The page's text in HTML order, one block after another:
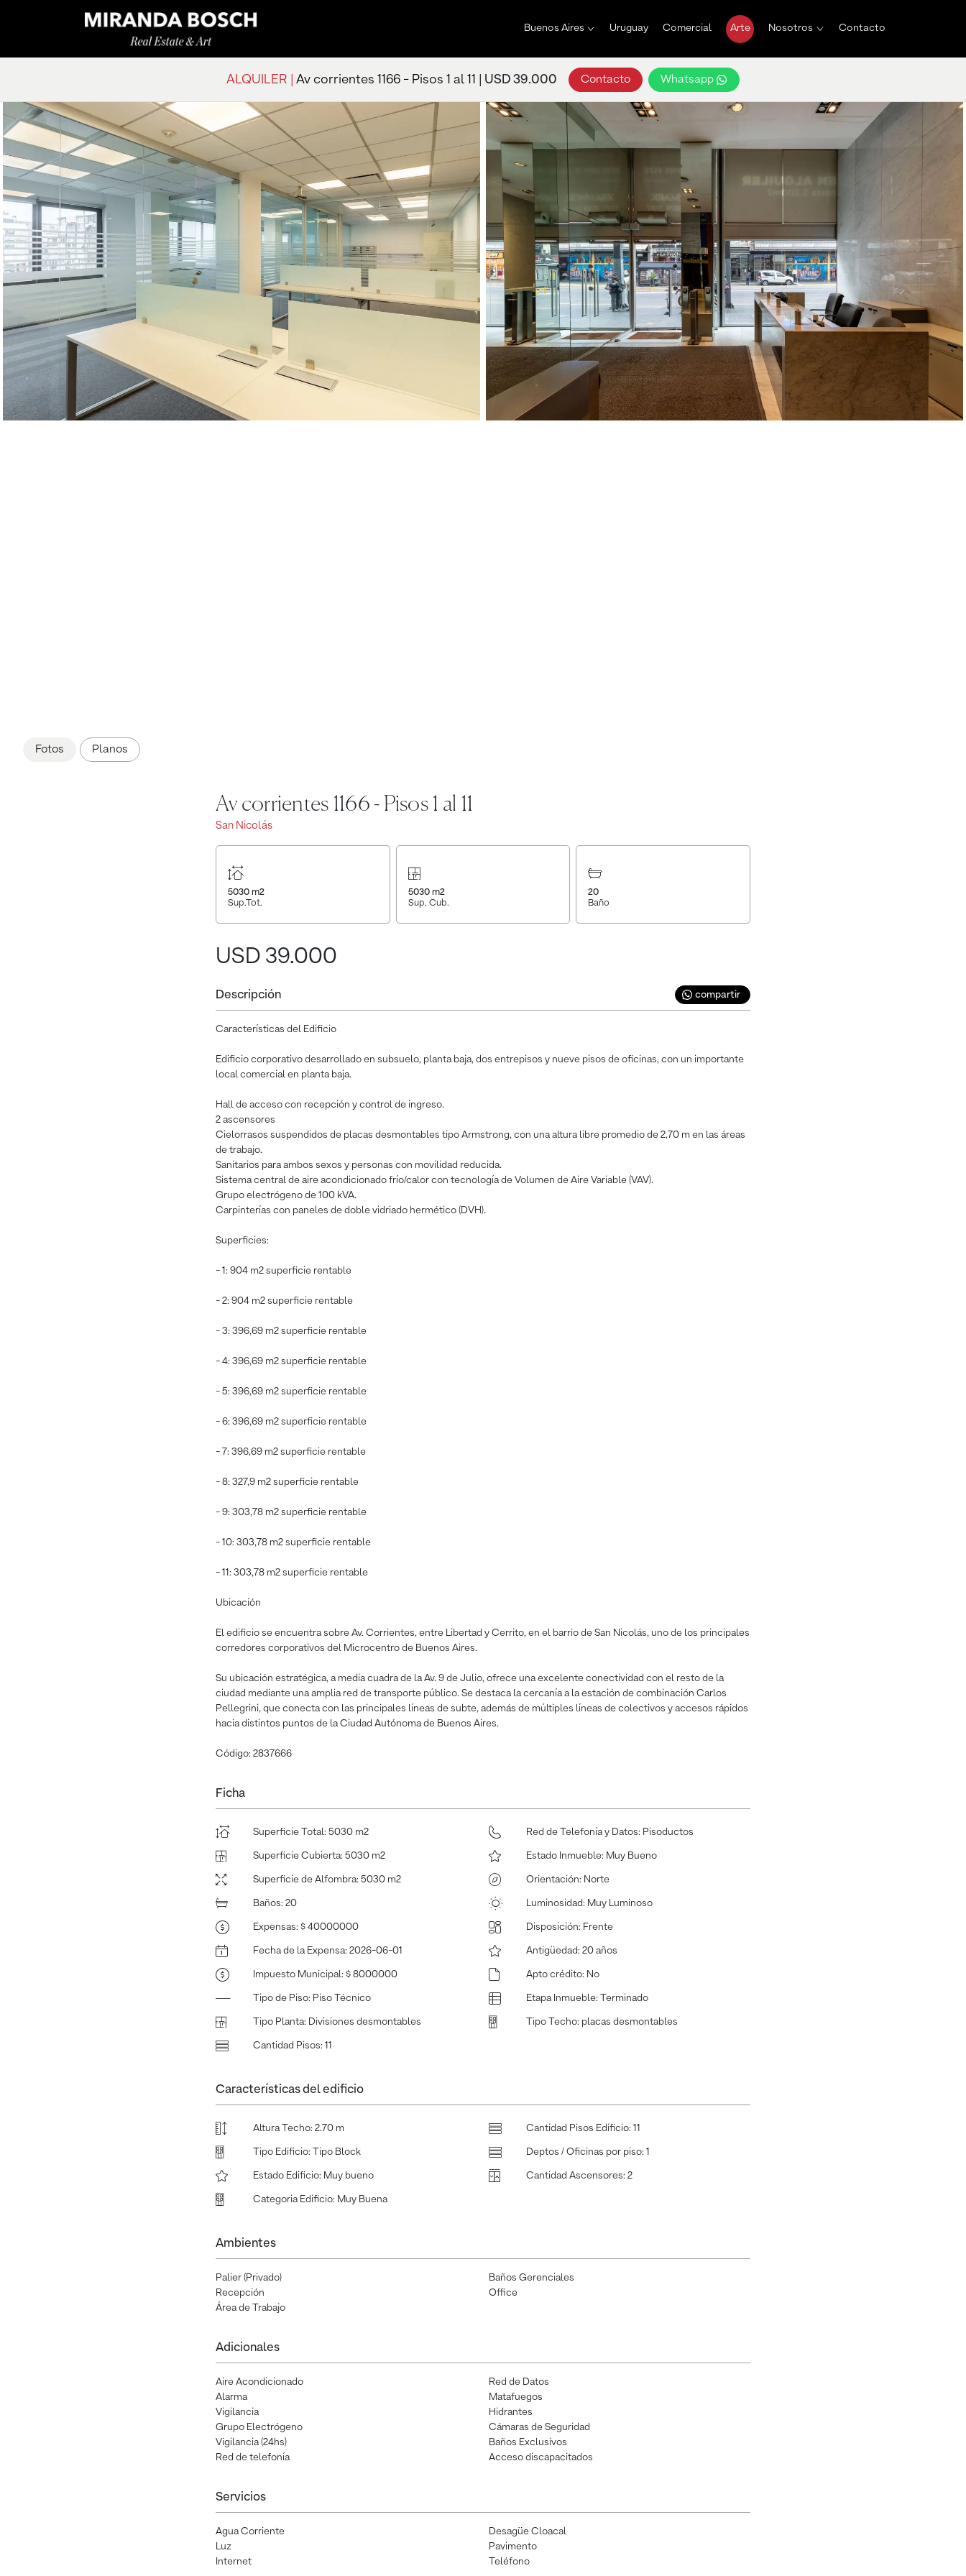
Buenos Aires Uruguay Comercial Arte Nosotros Contacto
ALQUILER | Av corrientes 1166 - Pisos 1 al 11 | USD 39.000 Contacto Whatsapp
Fotos Planos
Av corrientes 1166 - Pisos 1 al 11
San Nicolás
5030 m2
Sup.Tot.
5030m2
Sup. Cub.
20
Baño
USD 39.000
Descripción compartir
Características del Edificio
Edificio corporativo desarrollado en subsuelo, planta baja, dos entrepisos y nueve pisos de oficinas, con un importante
local comercial en planta baja.
Hall de acceso con recepción y control de ingreso.
2 ascensores
Cielorrasos suspendidos de placas desmontables tipo Armstrong, con una altura libre promedio de 2,70 m en las áreas
de trabajo.
Sanitarios para ambos sexos y personas con movilidad reducida.
Sistema central de aire acondicionado frío/calor con tecnología de Volumen de Aire Variable (VAV).
Grupo electrógeno de 100 kVA.
Carpinterías con paneles de doble vidriado hermético (DVH).
Superficies:
- 1: 904 m2 superficie rentable
- 2: 904 m2 superficie rentable
- 3: 396,69 m2 superficie rentable
- 4: 396,69 m2 superficie rentable
- 5: 396,69 m2 superficie rentable
- 6: 396,69 m2 superficie rentable
- 7: 396,69 m2 superficie rentable
- 8: 327,9 m2 superficie rentable
- 9: 303,78 m2 superficie rentable
- 10: 303,78 m2 superficie rentable
- 11: 303,78 m2 superficie rentable
Ubicación
El edificio se encuentra sobre Av. Corrientes, entre Libertad y Cerrito, en el barrio de San Nicolás, uno de los principales
corredores corporativos del Microcentro de Buenos Aires.
Su ubicación estratégica, a media cuadra de la Av. 9 de Julio, ofrece una excelente conectividad con el resto de la
ciudad mediante una amplia red de transporte público. Se destaca la cercanía a la estación de combinación Carlos
Pellegrini, que conecta con las principales líneas de subte, además de múltiples líneas de colectivos y accesos rápidos
hacia distintos puntos de la Ciudad Autónoma de Buenos Aires.
Código: 2837666
Ficha
Superficie Total : 5030 m2
Superficie Cubierta: 5030 m2
Superficie de Alfombra: 5030 m2
Baños: 20
Expensas: $ 40000000
Fecha de la Expensa: 2026-06-01
Impuesto Municipal : $ 8000000
Tipo de Piso: Piso Técnico
Tipo Planta: Divisiones desmontables
Cantidad Pisos: 11
Red de Telefonía y Datos: Pisoductos
Estado Inmueble: Muy Bueno
Orientación: Norte
Luminosidad: Muy Luminoso
Disposición: Frente
Antigüedad: 20 años
Apto crédito: No
Etapa Inmueble: Terminado
Tipo Techo: placas desmontables
Características del edificio
Altura Techo: 2.70 m
Tipo Edificio: Tipo Block
Estado Edificio: Muy bueno
Categoria Edificio: Muy Buena
Cantidad Pisos Edificio: 11
Deptos / Oficinas por piso: 1
Cantidad Ascensores: 2
Ambientes
Palier (Privado)
Recepción
Área de Trabajo
Baños Gerenciales
Office
Adicionales
Aire Acondicionado
Alarma
Vigilancia
Grupo Electrógeno
Vigilancia (24hs)
Red de telefonía
Red de Datos
Matafuegos
Hidrantes
Cámaras de Seguridad
Baños Exclusivos
Acceso discapacitados
Servicios
Agua Corriente
Luz
Internet
Desagüe Cloacal
Pavimento
Teléfono